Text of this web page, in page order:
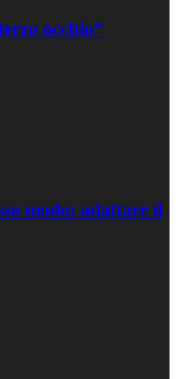
occhio”
modo: adattare il